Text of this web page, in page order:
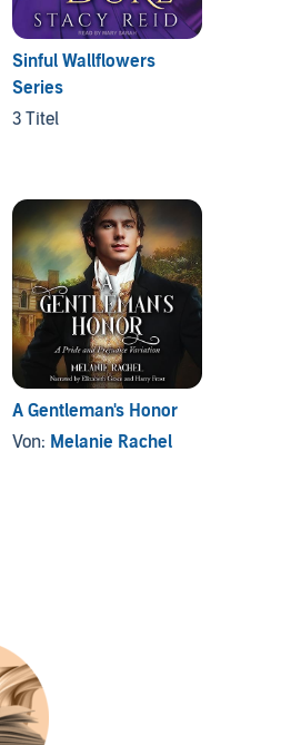
Sinful Wallflowers
Series
3 Titel
A Gentleman's Honor
Von: Melanie Rachel